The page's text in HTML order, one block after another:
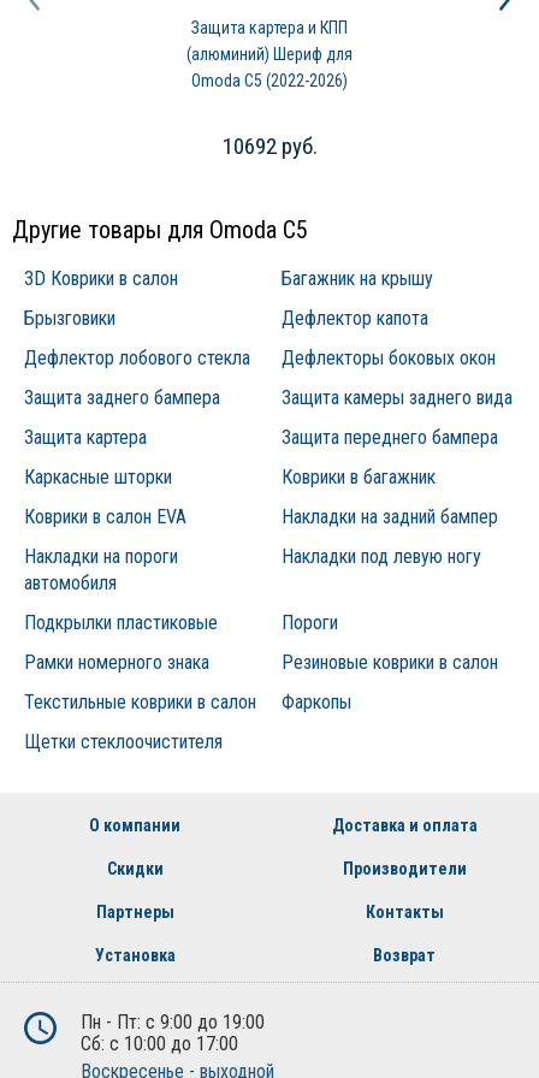
Защита картера и КПП
(алюминий) Шериф для
Omoda C5 (2022-2026)
10692 руб.
Другие товары для Omoda C5
3D Коврики в салон
Багажник на крышу
Брызговики
Дефлектор капота
Дефлектор лобового стекла
Дефлекторы боковых окон
Защита заднего бампера
Защита камеры заднего вида
Защита картера
Защита переднего бампера
Каркасные шторки
Коврики в багажник
Коврики в салон EVA
Накладки на задний бампер
Накладки на пороги
автомобиля
Накладки под левую ногу
Подкрылки пластиковые
Пороги
Рамки номерного знака
Резиновые коврики в салон
Текстильные коврики в салон
Фаркопы
Щетки стеклоочистителя
О компании Доставка и оплата
Скидки Производители
Партнеры Контакты
Установка Возврат
Пн - Пт: с 9:00 до 19:00
Сб: с 10:00 до 17:00
Воскресенье - выходной